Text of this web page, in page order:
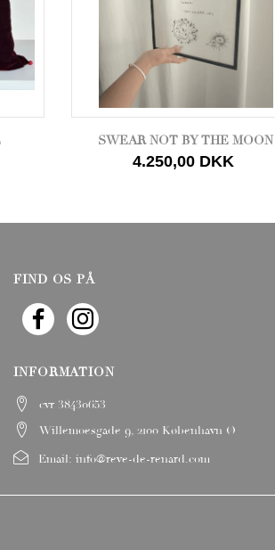
SWEAR NOT BY THE MOON
4.250,00 DKK
FIND OS PÅ
INFORMATION
cvr 38430653
Willemoesgade 9, 2100 København Ø
Email:info@reve-de-renard.com